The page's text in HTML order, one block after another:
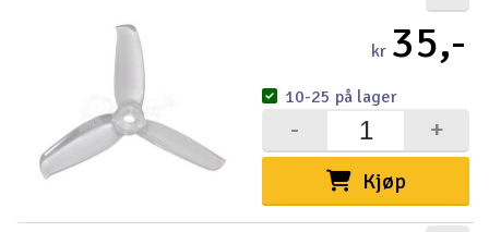
kr 35,-
Kjøp
+
-
10-25 på lager